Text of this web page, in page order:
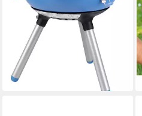
Grill 400 R Gaskocher,
(50mbar)
36.00 x 42.00 x 36.00 cm
166,88 €
15,24 €
lieferbar - in 2-3 Werktagen bei dir